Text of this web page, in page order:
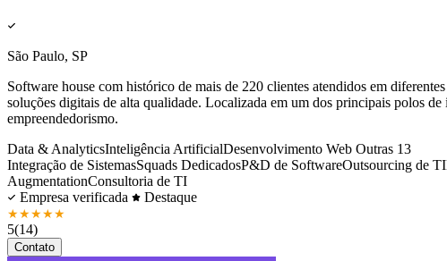
São Paulo, SP
Software house com histórico de mais de 220 clientes atendidos em
soluções digitais de alta qualidade. Localizada em um dos principais polos
empreendedorismo.
Data & AnalyticsInteligência ArtificialDesenvolvimento Web Outras 13
Integração de SistemasSquads DedicadosP&D de SoftwareOutsourcing de TI
AugmentationConsultoria de TI
Empresa verificada
Destaque
★★★★★
5(14)
Contato